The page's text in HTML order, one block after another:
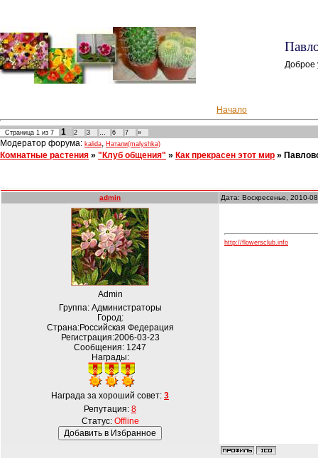
Доброе
Начало
Страница 1 из 7 1 2 3 … 6 7 »
Модератор форума: kalida, Натали(malyshka)
Комнатные растения » "Клуб общения" » Как прекрасен этот мир »
admin Дата: Воскресенье, 2010-
Admin
Группа: Администраторы
Город:
Страна:Российская Федерация
Регистрация:2006-03-23
Сообщения: 1247
Награды:
Награда за хороший совет: 3
Репутация: 8
Статус: Offline
http://flowersclub.info